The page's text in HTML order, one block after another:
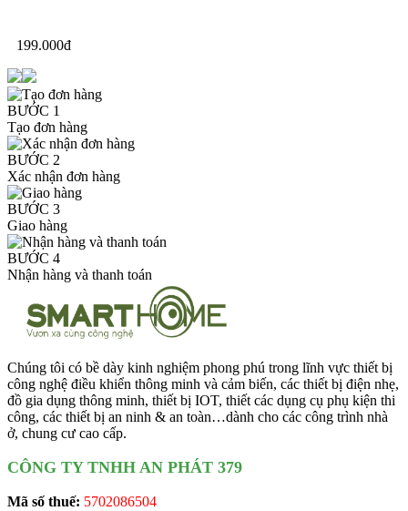
199.000đ
BƯỚC 1
Tạo đơn hàng
BƯỚC 2
Xác nhận đơn hàng
BƯỚC 3
Giao hàng
BƯỚC 4
Nhận hàng và thanh toán
Chúng tôi có bề dày kinh nghiệm phong phú trong lĩnh vực thiết bị
công nghệ điều khiển thông minh và cảm biến, các thiết bị điện nhẹ,
đồ gia dụng thông minh, thiết bị IOT, thiết các dụng cụ phụ kiện thi
công, các thiết bị an ninh & an toàn…dành cho các công trình nhà
ở, chung cư cao cấp.
CÔNG TY TNHH AN PHÁT 379
Mã số thuế: 5702086504